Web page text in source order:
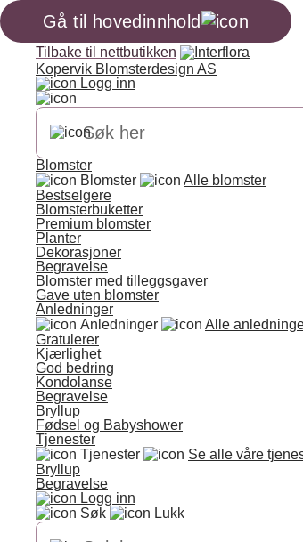
Gå til hovedinnhold
Tilbake til nettbutikken
Kopervik Blomsterdesign AS
Logg inn
Blomster
Blomster
Alle blomster
Bestselgere
Blomsterbuketter
Premium blomster
Planter
Dekorasjoner
Begravelse
Blomster med tilleggsgaver
Gave uten blomster
Anledninger
Anledninger
Alle
Gratulerer
Kjærlighet
God bedring
Kondolanse
Begravelse
Bryllup
Fødsel og Babyshower
Tjenester
Tjenester
Se alle våre
Bryllup
Begravelse
Logg inn
Søk
Lukk